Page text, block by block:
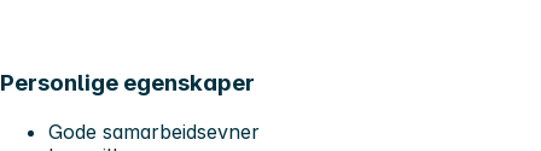
Personlige egenskaper
Gode samarbeidsevner